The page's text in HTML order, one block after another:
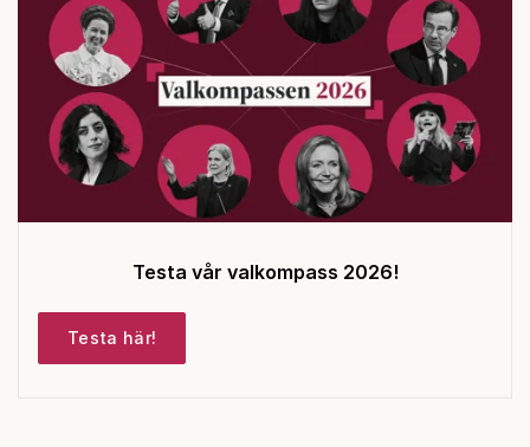
Testa vår valkompass 2026!
Testa här!